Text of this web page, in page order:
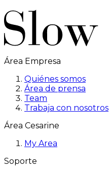
Área Empresa
Quiénes somos
Área de prensa
Team
Trabaja con nosotros
Área Cesarine
My Area
Soporte